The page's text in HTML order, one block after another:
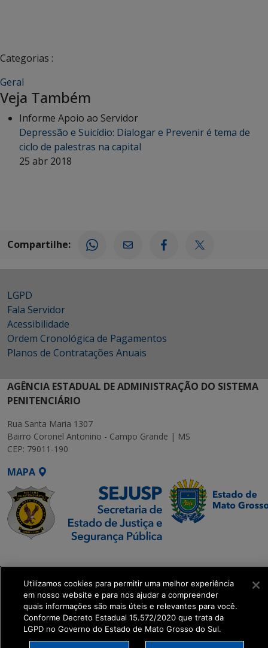
Categorias :
Geral
Veja Também
Informe Apoio ao Servidor
Depressão e Suicídio: Dialogar e Prevenir é tema de
ciclo de palestras na capital
25 abr 2018
Compartilhe:
LGPD
Fala Servidor
Acessibilidade
Ordem Cronológica de Pagamentos
Planos de Contratações Anuais
AGÊNCIA ESTADUAL DE ADMINISTRAÇÃO DO SISTEMA
PENITENCIÁRIO
Rua Santa Maria 1307
Bairro Coronel Antonino - Campo Grande | MS
CEP: 79011-190
MAPA
Transformação Digital
get_footer();
Utilizamos cookies para permitir uma melhor experiência
em nosso website e para nos ajudar a compreender
quais informações são mais úteis e relevantes para você.
Conforme Decreto Estadual 15.572/2020 que trata da
LGPD no Governo do Estado de Mato Grosso do Sul.